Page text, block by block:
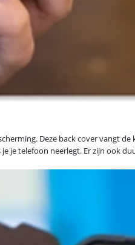
Deze back cover vangt
telefoon neerlegt. Er zijn ook